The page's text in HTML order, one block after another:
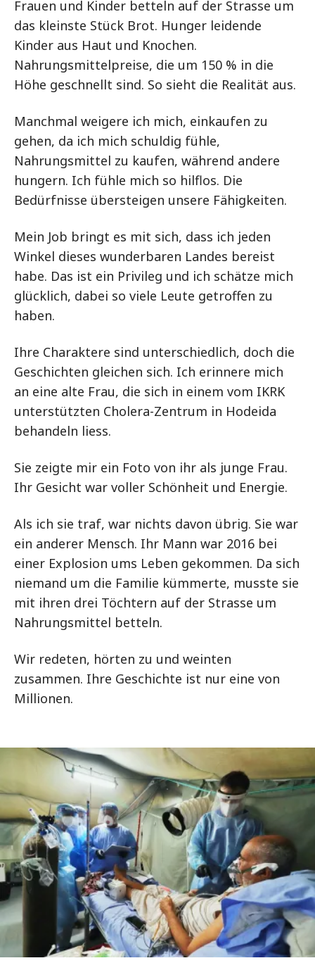
Frauen und Kinder betteln auf der Strasse um
das kleinste Stück Brot. Hunger leidende
Kinder aus Haut und Knochen.
Nahrungsmittelpreise, die um 150 % in die
Höhe geschnellt sind. So sieht die Realität aus.
Manchmal weigere ich mich, einkaufen zu
gehen, da ich mich schuldig fühle,
Nahrungsmittel zu kaufen, während andere
hungern. Ich fühle mich so hilflos. Die
Bedürfnisse übersteigen unsere Fähigkeiten.
Mein Job bringt es mit sich, dass ich jeden
Winkel dieses wunderbaren Landes bereist
habe. Das ist ein Privileg und ich schätze mich
glücklich, dabei so viele Leute getroffen zu
haben.
Ihre Charaktere sind unterschiedlich, doch die
Geschichten gleichen sich. Ich erinnere mich
an eine alte Frau, die sich in einem vom IKRK
unterstützten Cholera-Zentrum in Hodeida
behandeln liess.
Sie zeigte mir ein Foto von ihr als junge Frau.
Ihr Gesicht war voller Schönheit und Energie.
Als ich sie traf, war nichts davon übrig. Sie war
ein anderer Mensch. Ihr Mann war 2016 bei
einer Explosion ums Leben gekommen. Da sich
niemand um die Familie kümmerte, musste sie
mit ihren drei Töchtern auf der Strasse um
Nahrungsmittel betteln.
Wir redeten, hörten zu und weinten
zusammen. Ihre Geschichte ist nur eine von
Millionen.